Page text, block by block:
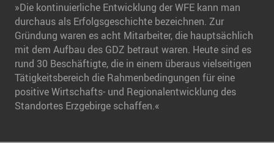
»Die kontinuierliche Entwicklung der WFE kann man
durchaus als Erfolgsgeschichte bezeichnen. Zur
Gründung waren es acht Mitarbeiter, die hauptsächlich
mit dem Aufbau des GDZ betraut waren. Heute sind es
rund 30 Beschäftigte, die in einem überaus vielseitigen
Tätigkeitsbereich die Rahmenbedingungen für eine
positive Wirtschafts- und Regionalentwicklung des
Standortes Erzgebirge schaffen.«